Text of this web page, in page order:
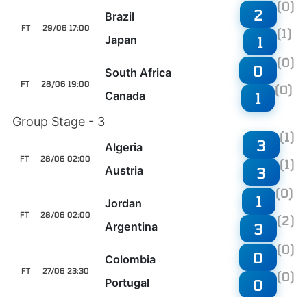
29/06 17:00
FT
Brazil
Japan
2 (0)
1 (1)
28/06 19:00
FT
South Africa
Canada
0 (0)
1 (0)
Group Stage - 3
28/06 02:00
FT
Algeria
Austria
3 (1)
3 (1)
28/06 02:00
FT
Jordan
Argentina
1 (0)
3 (2)
27/06 23:30
FT
Colombia
Portugal
0 (0)
0 (0)